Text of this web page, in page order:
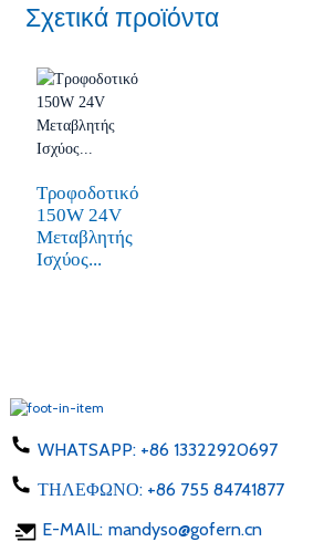
Σχετικά προϊόντα
Τροφοδοτικό
150W 24V
Μεταβλητής
Ισχύος...
WHATSAPP: +86 13322920697
ΤΗΛΕΦΩΝΟ: +86 755 84741877
E-MAIL: mandyso@gofern.cn